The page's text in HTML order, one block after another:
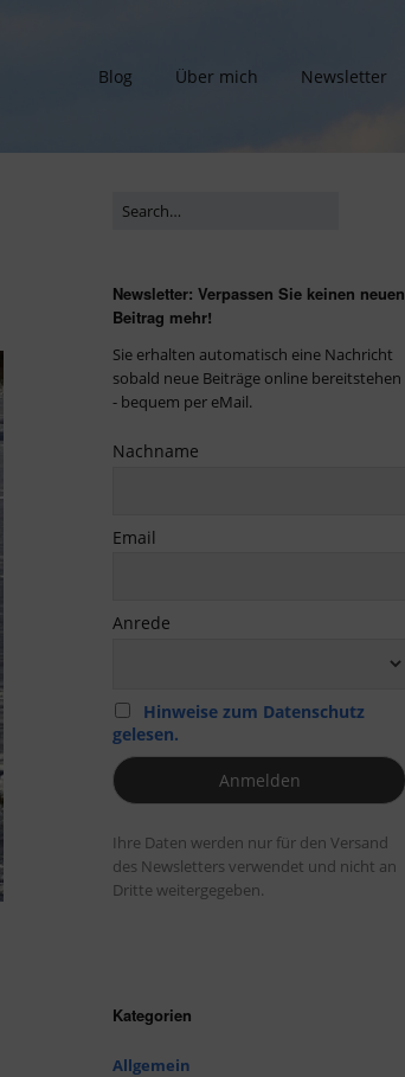
Blog Über mich Newsletter
Newsletter: Verpassen Sie keinen neuen
Beitrag mehr!
Sie erhalten automatisch eine Nachricht
sobald neue Beiträge online bereitstehen
- bequem per eMail.
Nachname
Email
Anrede
Hinweise zum Datenschutz
gelesen.
Ihre Daten werden nur für den Versand
des Newsletters verwendet und nicht an
Dritte weitergegeben.
Kategorien
Allgemein